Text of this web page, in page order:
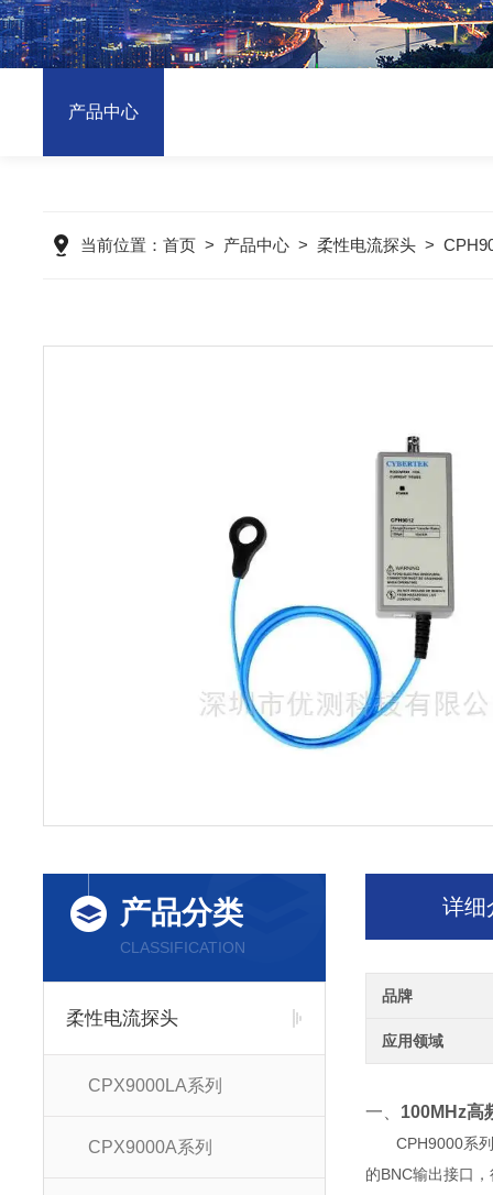
产品中心
当前位置： 首页 > 产品中心 > 柔性电流探头 >
产品分类
CLASSIFICATION
柔性电流探头
CPX9000LA系列
CPX9000A系列
详细
品牌
应用领域
一、 100MHz高
CPH9000系
的BNC输出接口